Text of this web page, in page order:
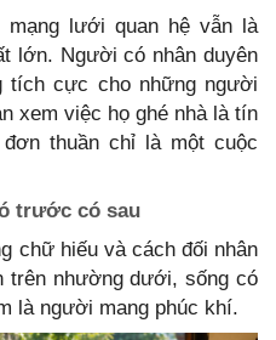
mạng lưới quan hệ vẫn là
lớn. Người có nhân duyên
tích cực cho những người
xem việc họ ghé nhà là tín
thuần chỉ là một cuộc
trước có sau
chữ hiếu và cách đối nhân
nhường dưới, sống có
là người mang phúc khí.